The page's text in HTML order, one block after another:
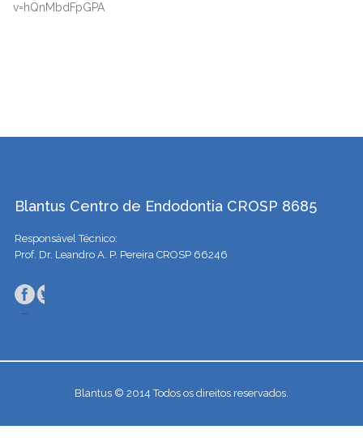
v=hQnMbdFpGPA
Blantus Centro de Endodontia CROSP 8685
Responsável Técnico:
Prof. Dr. Leandro A. P. Pereira CROSP 66246
Blantus © 2014 Todos os direitos reservados.